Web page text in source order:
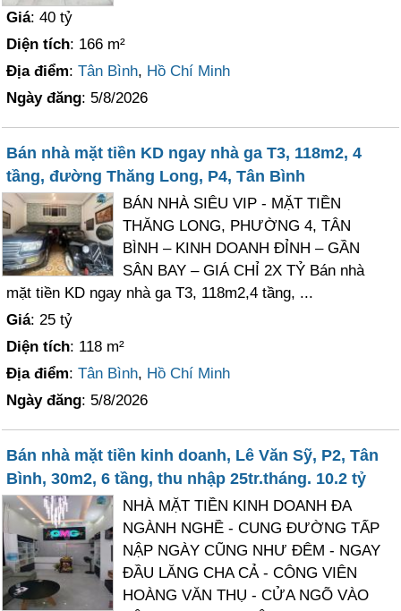
Giá: 40 tỷ
Diện tích: 166 m²
Địa điểm:Tân Bình, Hồ Chí Minh
Ngày đăng: 5/8/2026
Bán nhà mặt tiền KD ngay nhà ga T3, 118m2, 4
tầng, đường Thăng Long, P4, Tân Bình
BÁN NHÀ SIÊU VIP - MẶT TIỀN
THĂNG LONG, PHƯỜNG 4, TÂN
BÌNH – KINH DOANH ĐỈNH – GẦN
SÂN BAY – GIÁ CHỈ 2X TỶ Bán nhà
mặt tiền KD ngay nhà ga T3, 118m2,4 tầng, ...
Giá: 25 tỷ
Diện tích: 118 m²
Địa điểm:Tân Bình, Hồ Chí Minh
Ngày đăng: 5/8/2026
Bán nhà mặt tiền kinh doanh, Lê Văn Sỹ, P2, Tân
Bình, 30m2, 6 tầng, thu nhập 25tr.tháng. 10.2 tỷ
NHÀ MẶT TIỀN KINH DOANH ĐA
NGÀNH NGHỀ - CUNG ĐƯỜNG TẤP
NẬP NGÀY CŨNG NHƯ ĐÊM - NGAY
ĐẦU LĂNG CHA CẢ - CÔNG VIÊN
HOÀNG VĂN THỤ - CỬA NGÕ VÀO